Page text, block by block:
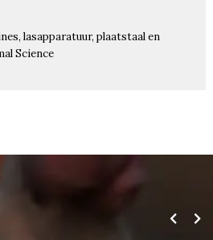
lasapparatuur, plaatstaal en
Science